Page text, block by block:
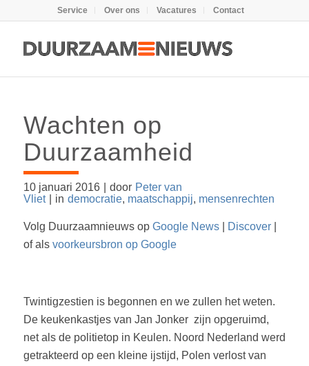
Service Over ons Vacatures Contact
Wachten op
Duurzaamheid
10 januari 2016 door Peter van
Vliet
in democratie, maatschappij, mensenrechten
Volg Duurzaamnieuws op Google News| Discover|
of als voorkeursbron op Google
Twintigzestien is begonnen en we zullen het weten.
De keukenkastjes van Jan Jonker zijn opgeruimd,
net als de politietop in Keulen. Noord Nederland werd
getrakteerd op een kleine ijstijd, Polen verlost van